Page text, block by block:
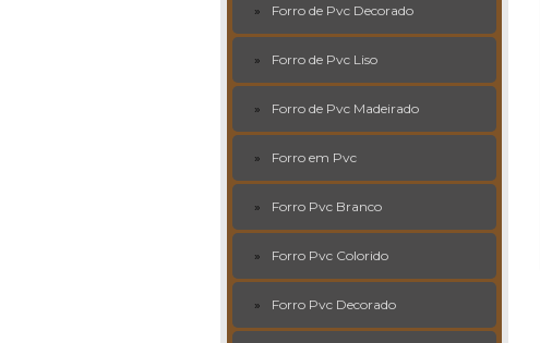
Forro de Pvc Decorado
Forro de Pvc Liso
Forro de Pvc Madeirado
Forro em Pvc
Forro Pvc Branco
Forro Pvc Colorido
Forro Pvc Decorado